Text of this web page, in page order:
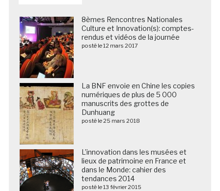
8èmes Rencontres Nationales
Culture et Innovation(s): comptes-
rendus et vidéos de la journée
posté le 12 mars 2017
La BNF envoie en Chine les copies
numériques de plus de 5 000
manuscrits des grottes de
Dunhuang
posté le 25 mars 2018
L’innovation dans les musées et
lieux de patrimoine en France et
dans le Monde: cahier des
tendances 2014
posté le 13 février 2015